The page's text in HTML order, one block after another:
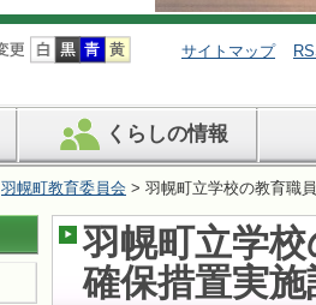
サイトマップ
くらしの情報
羽幌町教育委員会 > 羽幌町立学校の教育職
羽幌町立学
確保措置実施